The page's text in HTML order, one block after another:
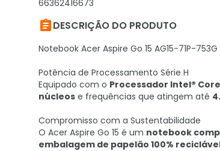
66362416673
DESCRIÇÃO DO PRODUTO
Notebook Acer Aspire Go 15 AG15-71P-753G
Potência de Processamento Série H
Equipado com o Processador Intel®
núcleos e frequências que atingem até
Compromisso com a Sustentabilidade
O Acer Aspire Go 15 é um notebook
embalagem de papelão 100%